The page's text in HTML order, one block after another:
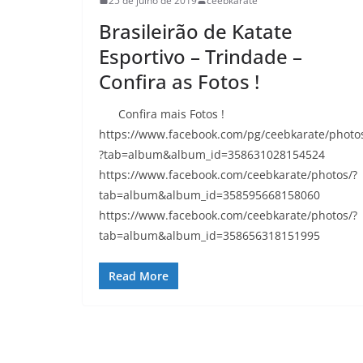
Brasileirão de Katate
Esportivo – Trindade –
Confira as Fotos !
Confira mais Fotos !
https://www.facebook.com/pg/ceebkarate/
?tab=album&album_id=358631028154524
https://www.facebook.com/ceebkarate/photos/?
tab=album&album_id=358595668158060
https://www.facebook.com/ceebkarate/photos/?
tab=album&album_id=358656318151995
Read More